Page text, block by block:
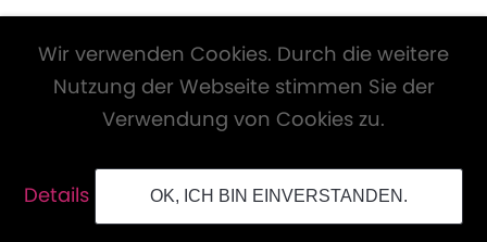
Alle Preise inkl. Mwst. und zzgl.Versandkosten
Wir verwenden Cookies. Durch die weitere
Nutzung der Webseite stimmen Sie der
Verwendung von Cookies zu.
Details OK, ICH BIN EINVERSTANDEN.